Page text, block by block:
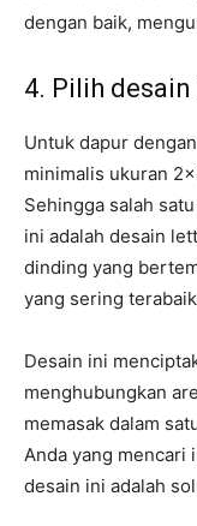
dengan baik,
4. Pilih
Untuk dapur
minimalis ukuran
Sehingga salah
ini adalah desain
dinding yang
yang sering
Desain ini
menghubungkan
memasak dalam
Anda yang mencari
desain ini adalah